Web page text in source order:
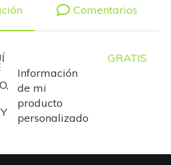
Comentarios
Información
de mi
producto
personalizado
GRATIS